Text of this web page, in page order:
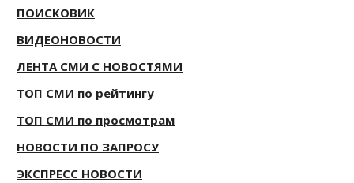
ПОИСКОВИК
ВИДЕОНОВОСТИ
ЛЕНТА СМИ С НОВОСТЯМИ
ТОП СМИ по рейтингу
ТОП СМИ по просмотрам
НОВОСТИ ПО ЗАПРОСУ
ЭКСПРЕСС НОВОСТИ